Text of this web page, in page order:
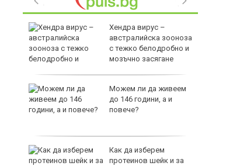
Хендра вирус –
австралийска зооноза
с тежко белодробно и
мозъчно засягане
Можем ли да живеем
до 146 години, а и
повече?
Как да изберем
протеинов шейк и за